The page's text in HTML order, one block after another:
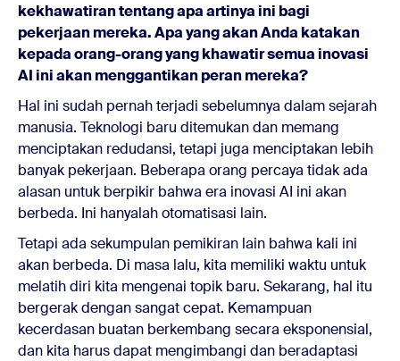
kekhawatiran tentang apa artinya ini bagi
pekerjaan mereka. Apa yang akan Anda katakan
kepada orang-orang yang khawatir semua inovasi
AI ini akan menggantikan peran mereka?
Hal ini sudah pernah terjadi sebelumnya dalam sejarah
manusia. Teknologi baru ditemukan dan memang
menciptakan redudansi, tetapi juga menciptakan lebih
banyak pekerjaan. Beberapa orang percaya tidak ada
alasan untuk berpikir bahwa era inovasi AI ini akan
berbeda. Ini hanyalah otomatisasi lain.
Tetapi ada sekumpulan pemikiran lain bahwa kali ini
akan berbeda. Di masa lalu, kita memiliki waktu untuk
melatih diri kita mengenai topik baru. Sekarang, hal itu
bergerak dengan sangat cepat. Kemampuan
kecerdasan buatan berkembang secara eksponensial,
dan kita harus dapat mengimbangi dan beradaptasi